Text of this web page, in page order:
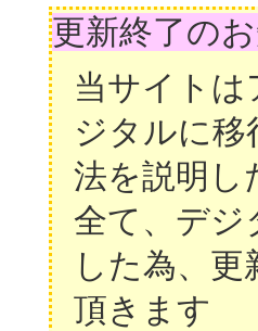
更新終了の
当サイト
ジタルに移
法を説明し
全て、デジ
した為、
頂きます